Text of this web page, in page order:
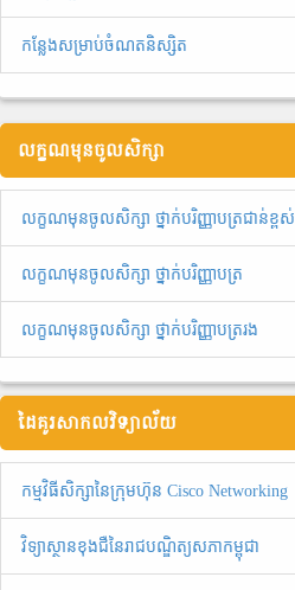
កន្លែងសម្រាប់ចំណតនិស្សិត
លក្ខណមុនចូលសិក្សា
លក្ខណមុនចូលសិក្សា ថ្នាក់បរិញ្ញាបត្រជាន់ខ្ពស់
លក្ខណមុនចូលសិក្សា ថ្នាក់បរិញ្ញាបត្រ
លក្ខណមុនចូលសិក្សា ថ្នាក់បរិញ្ញាបត្ររង
ដៃគូរសាកលវិទ្យាល័យ
កម្មវិធីសិក្សានៃក្រុមហ៊ុន Cisco Networking
វិទ្យាស្ថានខុងជឺនៃរាជបណ្ឌិត្យសភាកម្ពុជា